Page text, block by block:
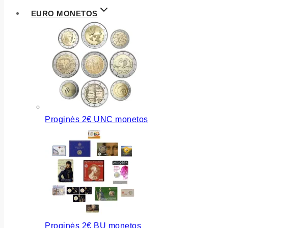
EURO MONETOS
Proginės 2€ UNC monetos
Proginės 2€ BU monetos